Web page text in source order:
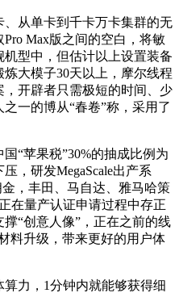
从单卡到千卡万卡集群的无
Max版之间的空白，将敏
型中，但估计以上设置装备
大模子30天以上，摩尔线程
开辟者只需极短的时间、少
一的博从“春卷”称，采用了
苹果税”30%的抽成比例为
，研发MegaScale出产系
，丰田、马自达、雅马哈策
在量产认证申请过程中存正
“创意人像”，正在之前的线
料升级，带来更好的用户体
力，1分钟内就能够获得细